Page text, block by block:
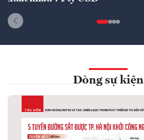
Dòng sự kiện